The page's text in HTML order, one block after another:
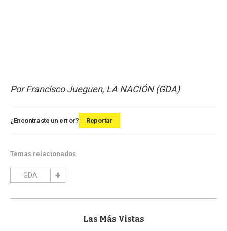
Por Francisco Jueguen, LA NACIÓN (GDA)
¿Encontraste un error? Reportar
Temas relacionados
GDA
Las Más Vistas